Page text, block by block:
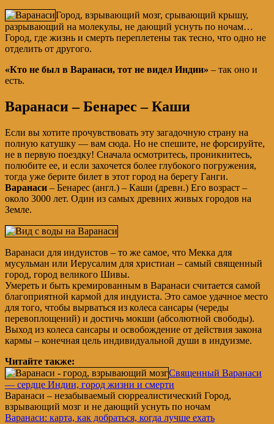
Город, взрывающий мозг, срывающий крышу,
разрывающий на молекулы, не дающий уснуть по ночам…
Город, где жизнь и смерть переплетены так тесно, что одно не
отделить от другого.
«Кто не был в Варанаси, тот не видел Индии» – так оно и
есть.
Варанаси – Бенарес – Каши
Если вы хотите прочувствовать эту загадочную страну на
полную катушку — вам сюда. Но не спешите, не форсируйте,
не в первую поездку! Сначала осмотритесь, проникнитесь,
полюбите ее, и если захочется более глубокого погружения,
тогда уже берите билет в этот город на берегу Ганги.
Варанаси – Бенарес (англ.) – Каши (древн.) Его возраст –
около 3000 лет. Один из самых древних живых городов на
Земле.
Варанаси для индуистов – то же самое, что Мекка для
мусульман или Иерусалим для христиан – самый священный
город, город великого Шивы.
Умереть и быть кремированным в Варанаси считается самой
благоприятной кармой для индуиста. Это самое удачное место
для того, чтобы вырваться из колеса сансары (череды
перевоплощений) и достичь мокши (абсолютной свободы).
Выход из колеса сансары и освобождение от действия закона
кармы – конечная цель индивидуальной души в индуизме.
Читайте также:
Священный Варанаси
— сердце Индии, город жизни и смерти
Варанаси – незабываемый сюрреалистический Город,
взрывающий мозг и не дающий уснуть по ночам
Варанаси: карта, как добраться, когда лучше ехать